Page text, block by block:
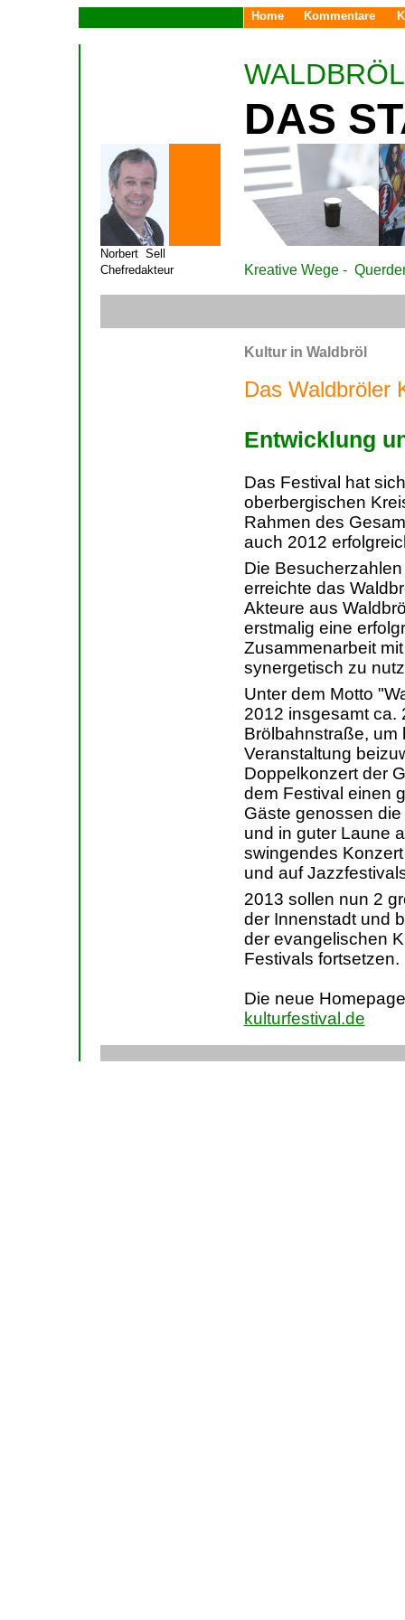
Home Kommentare
WALDBRÖL
DAS
Norbert Sell
Chefredakteur
Kreative Wege -
Kultur in Waldbröl
Das Waldbröler
Entwicklung
Das Festival hat
oberbergischen
Rahmen des
auch 2012
Die
erreichte das
Akteure aus
erstmalig eine
Zusammenarbeit
synergetisch zu
Unter dem Motto
2012 insgesamt ca.
Brölbahnstraße, um
Veranstaltung
Doppelkonzert der
dem Festival einen
Gäste genossen
und in guter Laune
swingendes
und auf
2013 sollen nun 2
der Innenstadt und
der evangelischen
Festivals
Die neue
kulturfestival.de